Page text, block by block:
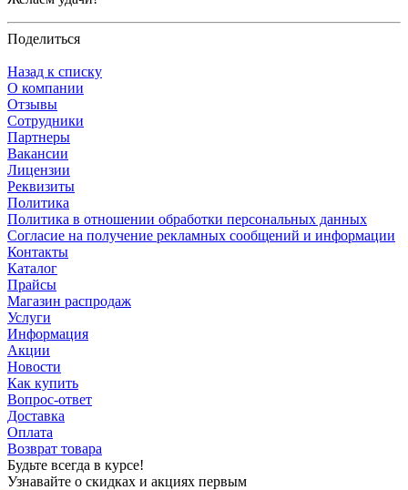
Поделиться
Назад к списку
О компании
Отзывы
Сотрудники
Партнеры
Вакансии
Лицензии
Реквизиты
Политика
Политика в отношении обработки персональных данных
Согласие на получение рекламных сообщений и информации
Контакты
Каталог
Прайсы
Магазин распродаж
Услуги
Информация
Акции
Новости
Как купить
Вопрос-ответ
Доставка
Оплата
Возврат товара
Будьте всегда в курсе!
Узнавайте о скидках и акциях первым